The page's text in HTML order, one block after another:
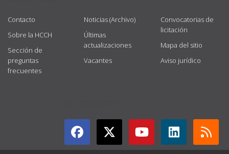
Contacto
Sobre la HCCH
Sección de
preguntas
frecuentes
Noticias (Archivo)
Últimas
actualizaciones
Vacantes
Convocatorias de
licitación
Mapa del sitio
Aviso jurídico